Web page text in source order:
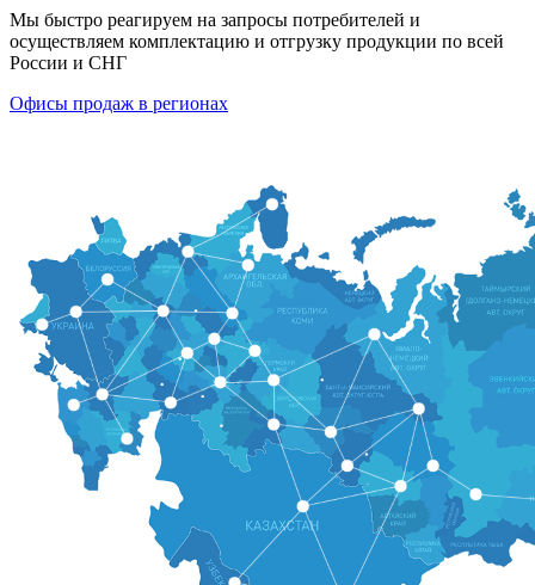
Мы быстро реагируем на запросы потребителей и
осуществляем комплектацию и отгрузку продукции по всей
России и СНГ
Офисы продаж в регионах